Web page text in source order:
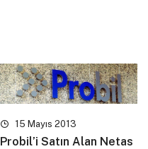
15 Mayıs 2013
Probil’i Satın Alan Netas